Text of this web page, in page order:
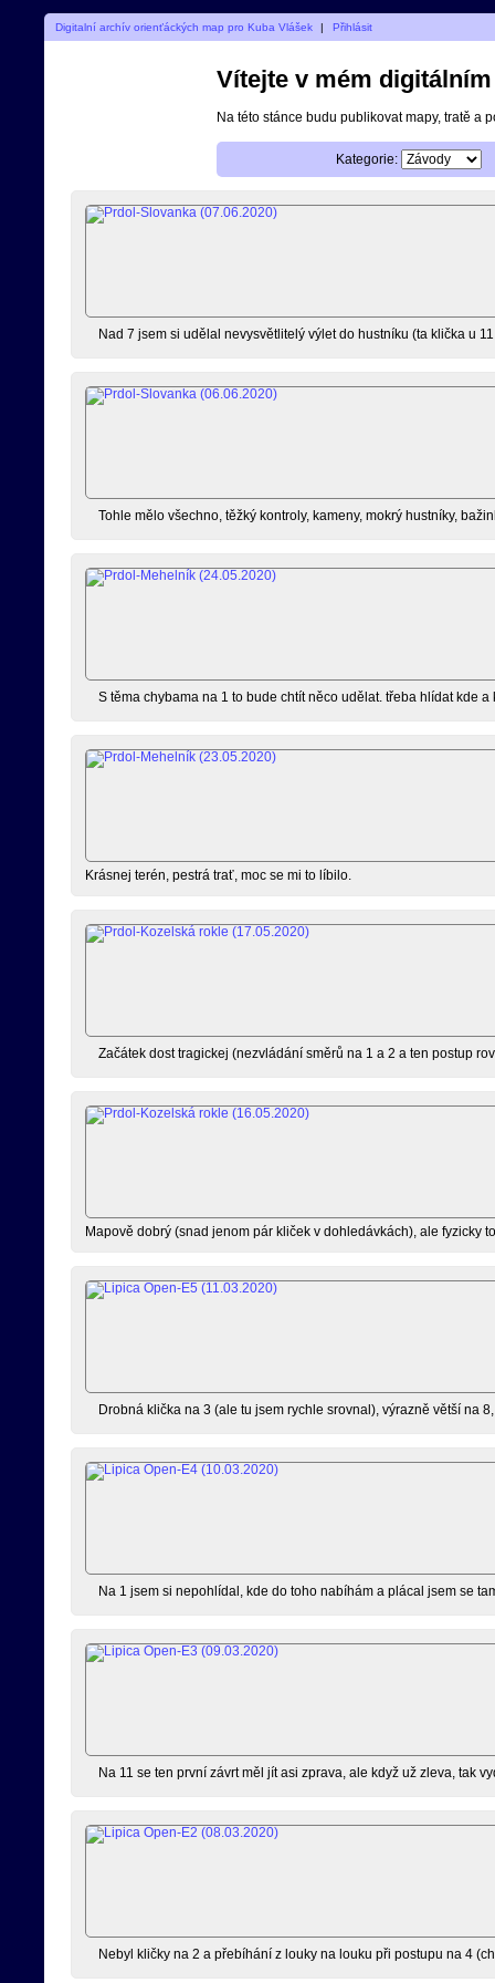
Digitalní archív orienťáckých map pro Kuba Vlášek | Přihlásit
Vítejte v mém
Na této stánce budu publikovat mapy, tratě a
Kategorie:
Nad 7 jsem si udělal nevysvětlitelý výlet do hustníku (ta klička u
Tohle mělo všechno, těžký kontroly, kameny, mokrý hustníky,
S těma chybama na 1 to bude chtít něco udělat. třeba hlídat kde
Krásnej terén, pestrá trať, moc se mi to líbilo.
Začátek dost tragickej (nezvládání směrů na 1 a 2 a ten postup
Mapově dobrý (snad jenom pár kliček v dohledávkách), ale fyzicky
Drobná klička na 3 (ale tu jsem rychle srovnal), výrazně větší na
Na 1 jsem si nepohlídal, kde do toho nabíhám a plácal jsem se
Na 11 se ten první závrt měl jít asi zprava, ale když už zleva, tak
Nebyl kličky na 2 a přebíhání z louky na louku při postupu na 4